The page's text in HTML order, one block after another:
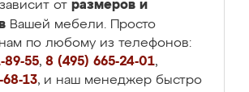
от размеров и
Вашей мебели. Просто
по любому из телефонов:
89-55, 8 (495) 665-24-01,
13, и наш менеджер быстро